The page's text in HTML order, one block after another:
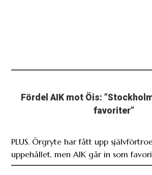
Fördel AIK mot Öis:
favoriter”
PLUS. Örgryte har fått upp
uppehållet, men AIK går in som